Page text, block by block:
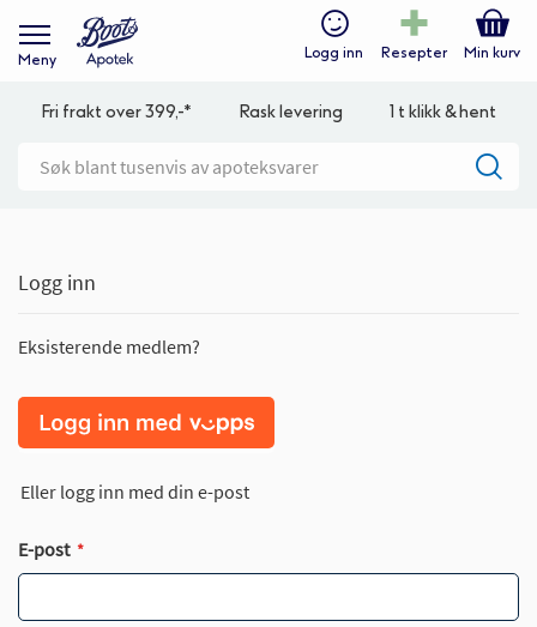
Meny Logg inn Resepter Min kurv
Fri frakt over 399,-* Rask levering 1 t klikk & hent
Logg inn
Eksisterende medlem?
Eller logg inn med din e-post
E-post